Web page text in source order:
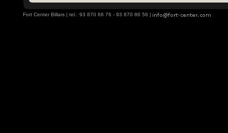
Fort Center Billars | tel.: 93 870 66 76 - 93 870 86 56 |